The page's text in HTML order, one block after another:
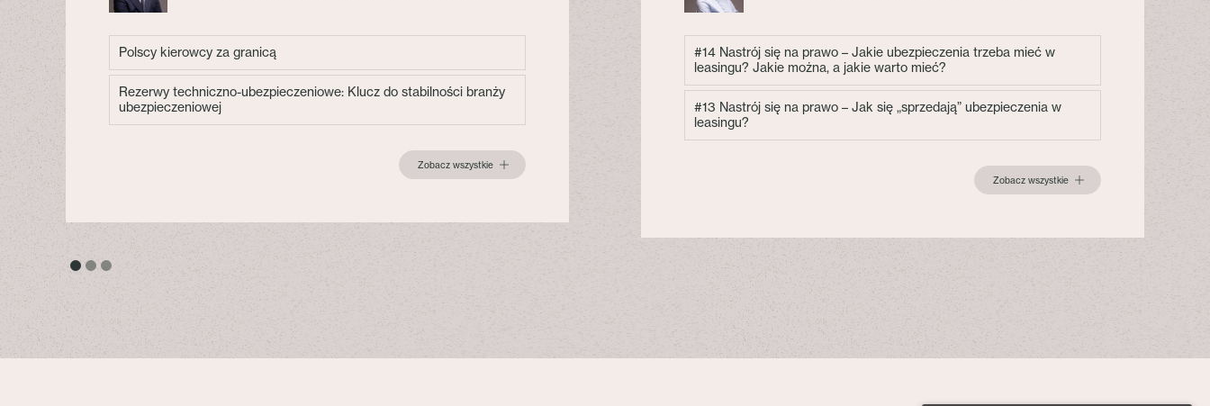
Polscy kierowcy za granicą
Rezerwy techniczno-ubezpieczeniowe: Klucz do stabilności branży
ubezpieczeniowej
Zobacz wszystkie
#14 Nastrój się na prawo – Jakie ubezpieczenia trzeba mieć w
leasingu? Jakie można, a jakie warto mieć?
#13 Nastrój się na prawo – Jak się „sprzedają” ubezpieczenia w
leasingu?
Zobacz wszystkie